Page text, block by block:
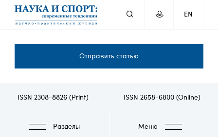
Перейти
основному
EN
Отправить статью
ISSN 2308-8826 (Print) ISSN 2658-6800 (Online)
Разделы Меню